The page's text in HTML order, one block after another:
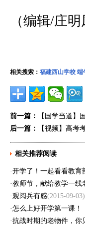
（编辑/庄明
相关搜索： 福建西山学校 端
前一篇：
【国学当道】
后一篇：
【视频】高考
相关推荐阅读
·开学了！一起看看教育
·教师节，献给教学一线
·观阅兵有感(2015-09-03)
·怎么上好开学第一课！
·抗战时期的老物件，你